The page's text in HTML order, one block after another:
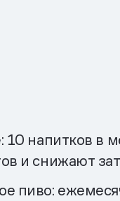
напитков в
и снижают
пиво: